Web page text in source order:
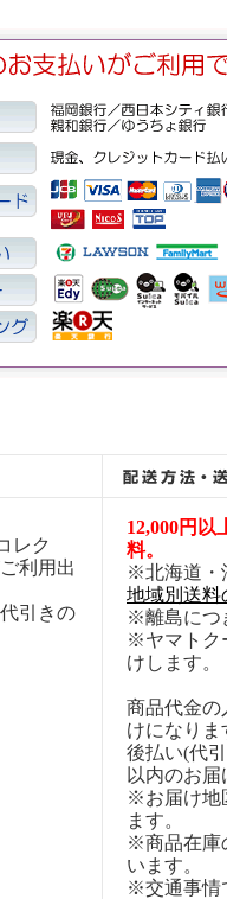
レク
利用出
引きの
12,000円以
料。
※北海道・
地域別送料
※離島につ
※ヤマトク
けします。
商品代金の
けになりま
後払い(代
以内のお
※お届け地
ます。
※商品在庫
います。
※交通事情